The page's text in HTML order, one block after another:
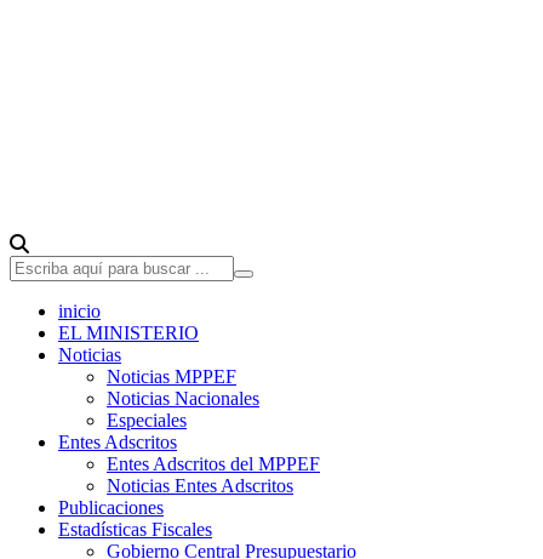
inicio
EL MINISTERIO
Noticias
Noticias MPPEF
Noticias Nacionales
Especiales
Entes Adscritos
Entes Adscritos del MPPEF
Noticias Entes Adscritos
Publicaciones
Estadísticas Fiscales
Gobierno Central Presupuestario